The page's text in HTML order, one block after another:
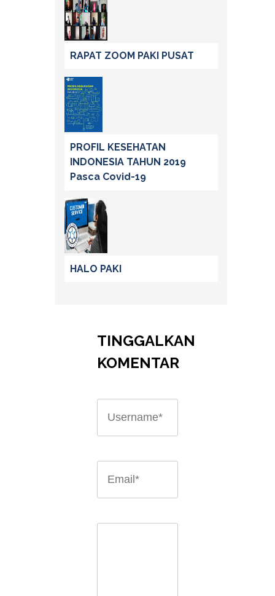
RAPAT ZOOM PAKI PUSAT
PROFIL KESEHATAN
INDONESIA TAHUN 2019
Pasca Covid-19
HALO PAKI
TINGGALKAN
KOMENTAR